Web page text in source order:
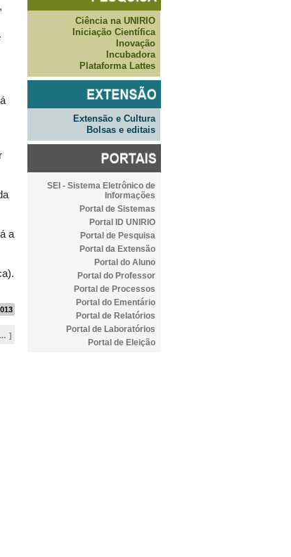
a
Ciência na UNIRIO
Iniciação Científica
Inovação
Incubadora
Plataforma Lattes
Extensão e Cultura
Bolsas e editais
SEI - Sistema Eletrônico de
Informações
Portal de Sistemas
Portal ID UNIRIO
Portal de Pesquisa
Portal da Extensão
Portal do Aluno
Portal do Professor
Portal de Processos
Portal do Ementário
Portal de Relatórios
Portal de Laboratórios
Portal de Eleição